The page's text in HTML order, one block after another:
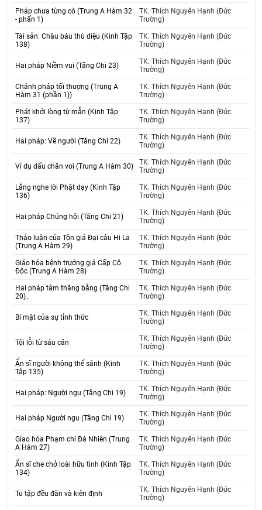
Pháp chưa từng có (Trung A Hàm 32
- phấn 1)
TK. Thích Nguyên Hạnh (Đức
Trường)
Tài sản: Châu báu thù diệu (Kinh Tập
138)
TK. Thích Nguyên Hạnh (Đức
Trường)
Hai pháp Niềm vui (Tăng Chi 23)
TK. Thích Nguyên Hạnh (Đức
Trường)
Chánh pháp tối thượng (Trung A
Hàm 31 (phần 1))
TK. Thích Nguyên Hạnh (Đức
Trường)
Phát khởi lòng từ mẫn (Kinh Tập
137)
TK. Thích Nguyên Hạnh (Đức
Trường)
Hai pháp: Về người (Tăng Chi 22)
TK. Thích Nguyên Hạnh (Đức
Trường)
Ví dụ dấu chân voi (Trung A Hàm 30)
TK. Thích Nguyên Hạnh (Đức
Trường)
Lắng nghe lời Phật dạy (Kinh Tập
136)
TK. Thích Nguyên Hạnh (Đức
Trường)
Hai pháp Chúng hội (Tăng Chi 21)
TK. Thích Nguyên Hạnh (Đức
Trường)
Thảo luận của Tôn giả Đại câu Hi La
(Trung A Hàm 29)
TK. Thích Nguyên Hạnh (Đức
Trường)
Giáo hóa bệnh trưởng giả Cấp Cô
Độc (Trung A Hàm 28)
TK. Thích Nguyên Hạnh (Đức
Trường)
Hai pháp tâm thăng bằng (Tăng Chi
20)_
TK. Thích Nguyên Hạnh (Đức
Trường)
Bí mật của sự tỉnh thức
TK. Thích Nguyên Hạnh (Đức
Trường)
Tội lỗi từ sáu căn
TK. Thích Nguyên Hạnh (Đức
Trường)
Ẩn sĩ người không thể sánh (Kinh
Tập 135)
TK. Thích Nguyên Hạnh (Đức
Trường)
Hai pháp: Người ngu (Tăng Chi 19)
TK. Thích Nguyên Hạnh (Đức
Trường)
Hai pháp Người ngu (Tăng Chi 19)
TK. Thích Nguyên Hạnh (Đức
Trường)
Gíao hóa Phạm chí Đà Nhiên (Trung
A Hàm 27)
TK. Thích Nguyên Hạnh (Đức
Trường)
Ẩn sĩ che chở loài hữu tình (Kinh Tập
134)
TK. Thích Nguyên Hạnh (Đức
Trường)
Tu tập đều đăn và kiên định
TK. Thích Nguyên Hạnh (Đức
Trường)